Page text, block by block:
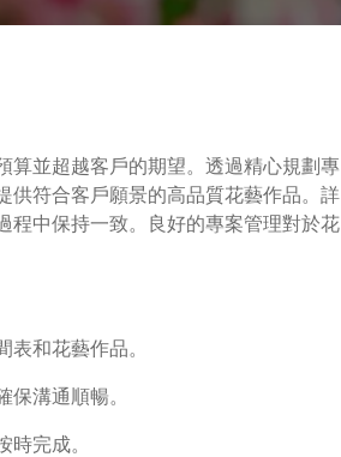
算並超越客戶的期望。透過精心規劃專
供符合客戶願景的高品質花藝作品。詳
程中保持一致。良好的專案管理對於花
和花藝作品。
溝通順暢。
完成。